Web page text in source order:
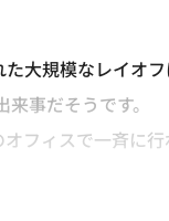
大規模なレイオ
事だそうです。
フィスで一斉に